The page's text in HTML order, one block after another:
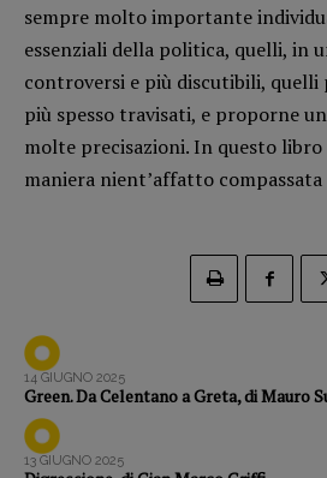
DOSSIER
12 dicembre
Blade Runner 40
Editoria
Intelligenza
Psichedelia
Tornare a Ballard
Valerio Evangelisti
sempre molto importante
essenziali della politica, quelli, in
controversi e più discutibili,
più spesso travisati, e proporne
molte precisazioni. In questo
maniera nient’affatto compassata
14 GIUGNO 2025
Green. Da Celentano a Greta, di Mauro
13 GIUGNO 2025